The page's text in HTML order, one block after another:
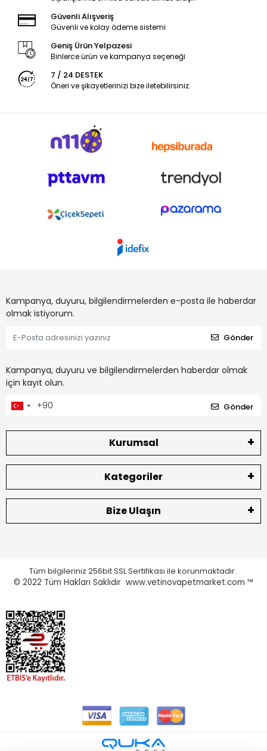
Güvenli Alışveriş
Güvenli ve kolay ödeme sistemi
Geniş Ürün Yelpazesi
Binlerce ürün ve kampanya seçeneği
7 / 24 DESTEK
Öneri ve şikayetlerinizi bize iletebilirsiniz.
Kampanya, duyuru, bilgilendirmelerden e-posta ile haberdar
olmak istiyorum.
Gönder
Kampanya, duyuru ve bilgilendirmelerden haberdar olmak
için kayıt olun.
Gönder
Kurumsal
Kategoriler
Bize Ulaşın
Tüm bilgileriniz 256bit SSL Sertifikası ile korunmaktadır.
© 2022 Tüm Hakları Saklıdır www.vetinovapetmarket.com ™